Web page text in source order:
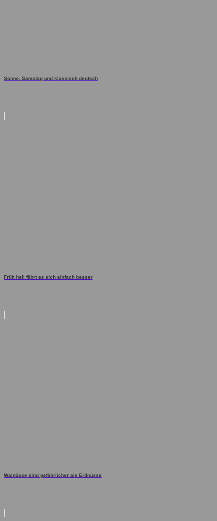
Sonne, Samstag und klassisch deutsch
Früh hell fährt es sich einfach besser
Walnüsse sind gefährlicher als Erdnüsse